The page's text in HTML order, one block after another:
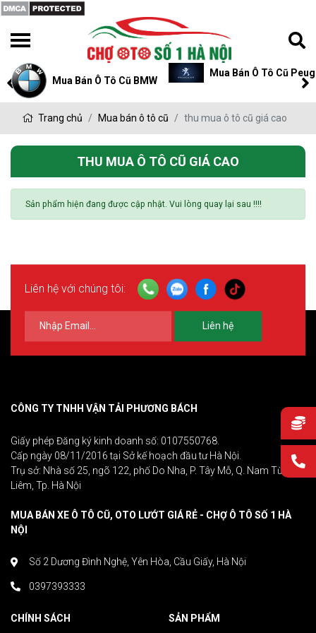
Mua Bán Ô Tô Cũ BMW
Mua Bán Ô Tô Cũ
Trang chủ Mua bán ô tô cũ thu mua ô tô cũ giá cao
THU MUA Ô TÔ CŨ GIÁ CAO
Sản phẩm hiện đang được cập nhật. Vui lòng quay lại sau !!!!
Liên hệ với chúng tôi:
Liên hệ
CÔNG TY TNHH VẬN TẢI PHƯƠNG BÁCH
Giấy phép Đăng ký kinh doanh số: 0107550768.
Cấp ngày 08/11/2016 tại Sở kế hoạch đầu tư Hà Nội.
Trụ sở: Nhà số 25, ngõ 122, phố Do Nha, P. Tây Mỗ, Q. Nam Từ
Liêm, Tp. Hà Nội
MUA BÁN XE Ô TÔ CŨ, OTO LƯỚT GIÁ RẺ - CHỢ Ô TÔ SỐ 1 HÀ
NỘI
Số 2 Dương Đình Nghệ, Yên Hòa, Cầu Giấy, Hà Nội
0397393333
CHÍNH SÁCH SẢN PHẨM